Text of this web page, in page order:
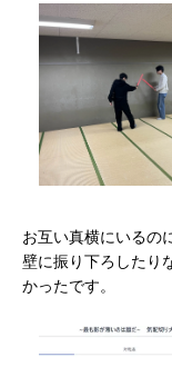
実際の対戦の様
お互い真横にいるの
壁に振り下ろしたり
かったです。